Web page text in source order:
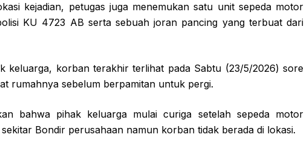
kejadian, petugas juga menemukan satu unit sepeda motor
KU 4723 AB serta sebuah joran pancing yang terbuat dari
keluarga, korban terakhir terlihat pada Sabtu (23/5/2026) sore
rumahnya sebelum berpamitan untuk pergi.
bahwa pihak keluarga mulai curiga setelah sepeda motor
Bondir perusahaan namun korban tidak berada di lokasi.